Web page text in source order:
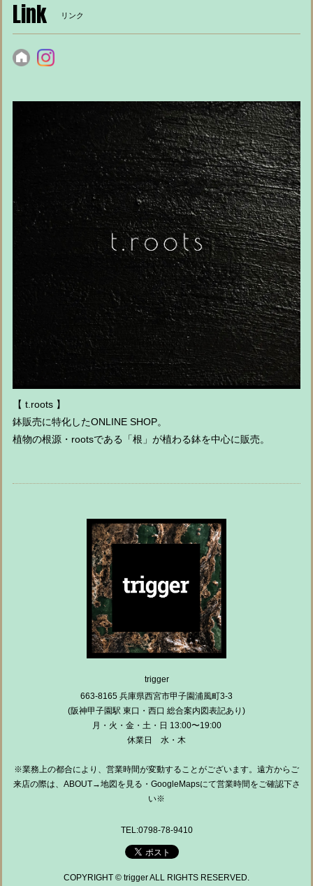
Link リンク
【 t.roots 】
鉢販売に特化したONLINE SHOP。
植物の根源・rootsである「根」が植わる鉢を中心に販売。
trigger
663-8165 兵庫県西宮市甲子園浦風町3-3
(阪神甲子園駅 東口・西口 総合案内図表記あり)
月・火・金・土・日 13:00〜19:00
休業日 水・木
※業務上の都合により、営業時間が変動することがございます。遠方からご
来店の際は、ABOUT→地図を見る・GoogleMapsにて営業時間をご確認下さ
い※
TEL:0798-78-9410
COPYRIGHT © trigger ALL RIGHTS RESERVED.